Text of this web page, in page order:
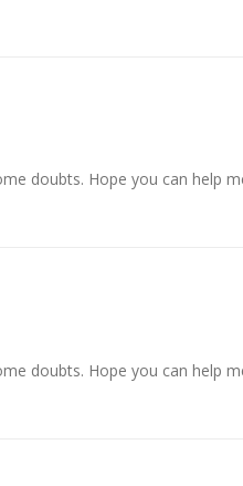
doubts. Hope you can help
doubts. Hope you can help